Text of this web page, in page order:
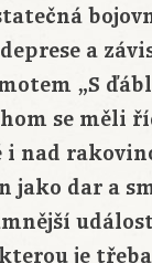
a
„S
se měli
nad
jako dar a
je